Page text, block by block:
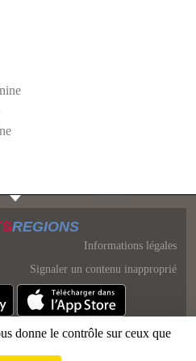
REGIONS
Informations légales
Signaler un contenu inapproprié
donne le contrôle sur ceux que